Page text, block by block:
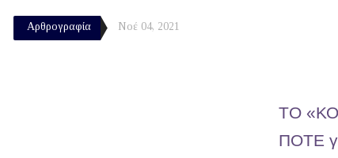
Αρθρογραφία Νοέ 04, 2021
ΤΟ
ΠΟΤΕ